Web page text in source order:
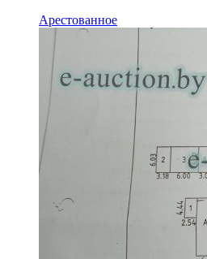
Арестованное